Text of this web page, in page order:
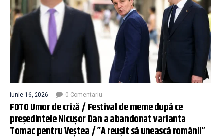
iunie 16, 2026 0 Comentariu
FOTO Umor de criză / Festival de meme după ce
președintele Nicușor Dan a abandonat varianta
Tomac pentru Veștea / ”A reușit să unească românii”